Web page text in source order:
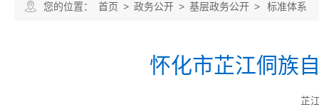
您的位置： 首页 > 政务公开 > 基层政务公开 > 标准体系
怀化市芷江侗族
芷